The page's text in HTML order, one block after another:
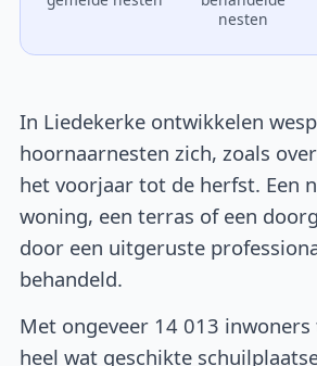
nesten
In Liedekerke ontwikkelen
hoornaarnesten zich, zoals
het voorjaar tot de herfst. Een
woning, een terras of een
door een uitgeruste
behandeld.
Met ongeveer 14 013
heel wat geschikte